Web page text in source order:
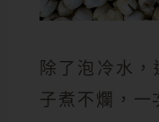
除了泡冷水
子煮不爛，一